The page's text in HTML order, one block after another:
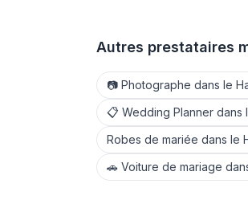
Autres prestataires
📷 Photographe dans le
📋 Wedding Planner dans
Robes de mariée dans le
🚗 Voiture de mariage